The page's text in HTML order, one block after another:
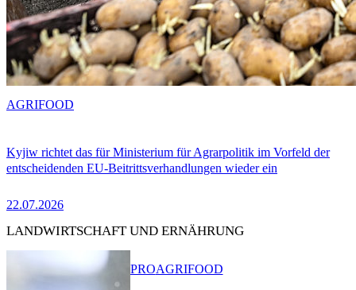
Kyjiw richtet das für Ministerium für Agrarpolitik im Vorfeld der
entscheidenden EU-Beitrittsverhandlungen wieder ein
22.07.2026
AGRIFOOD
LANDWIRTSCHAFT UND ERNÄHRUNG
PROAGRIFOOD